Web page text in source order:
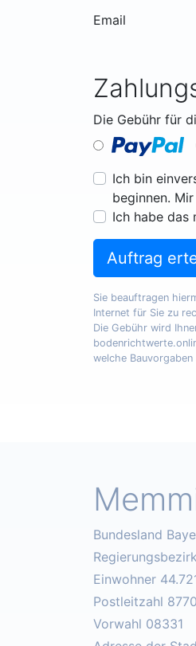
Email
Die Gebühr für
Ich bin
beginnen.
Ich habe das
Auftrag
Sie beauftragen
Internet für Sie zu
Die Gebühr wird
welche
Bundesland
Einwohner
Postleitzahl
Vorwahl 08331